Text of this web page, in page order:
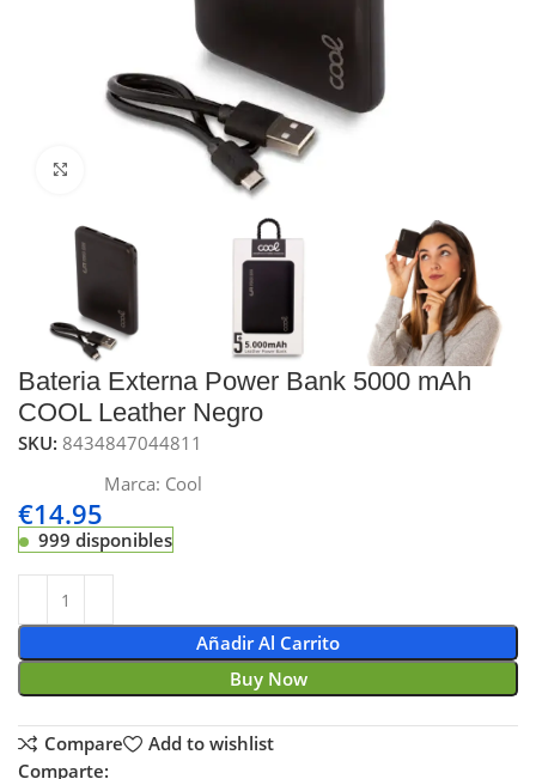
Click to enlarge
Bateria Externa Power Bank 5000 mAh
COOL Leather Negro
SKU:8434847044811
Marca: Cool
€14.95
999 disponibles
Añadir Al Carrito
Buy Now
Compare
Add to wishlist
Comparte: